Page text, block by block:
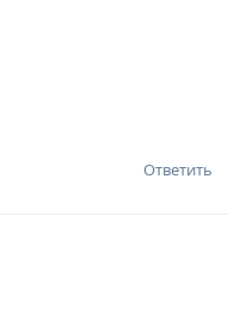
Ответить